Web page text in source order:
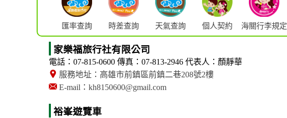
匯率查詢 時差查詢 天氣查詢 個人契約 海關行李規定
家樂福旅行社有限公司
電話：07-815-0600 傳真：07-813-2946 代表人：顏靜華
服務地址：高雄市前鎮區前鎮二巷208號2樓
E-mail：kh8150600@gmail.com
裕峯遊覽車